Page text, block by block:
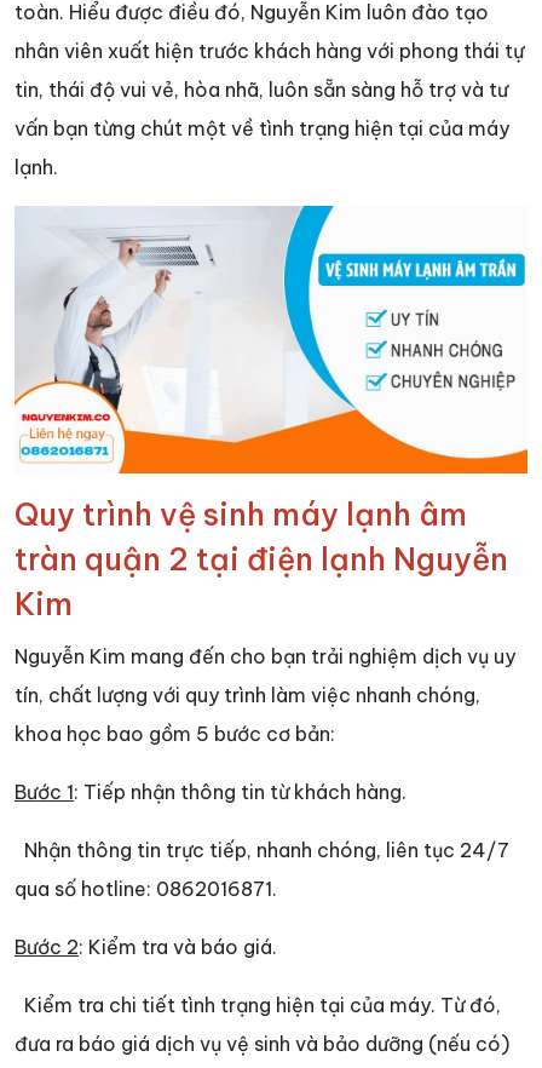
toàn. Hiểu được điều đó, Nguyễn Kim luôn đào tạo
nhân viên xuất hiện trước khách hàng với phong thái tự
tin, thái độ vui vẻ, hòa nhã, luôn sẵn sàng hỗ trợ và tư
vấn bạn từng chút một về tình trạng hiện tại của máy
lạnh.
Quy trình vệ sinh máy lạnh âm
tràn quận 2 tại điện lạnh Nguyễn
Kim
Nguyễn Kim mang đến cho bạn trải nghiệm dịch vụ uy
tín, chất lượng với quy trình làm việc nhanh chóng,
khoa học bao gồm 5 bước cơ bản:
Bước 1: Tiếp nhận thông tin từ khách hàng.
Nhận thông tin trực tiếp, nhanh chóng, liên tục 24/7
qua số hotline: 0862016871.
Bước 2: Kiểm tra và báo giá.
Kiểm tra chi tiết tình trạng hiện tại của máy. Từ đó,
đưa ra báo giá dịch vụ vệ sinh và bảo dưỡng (nếu có)